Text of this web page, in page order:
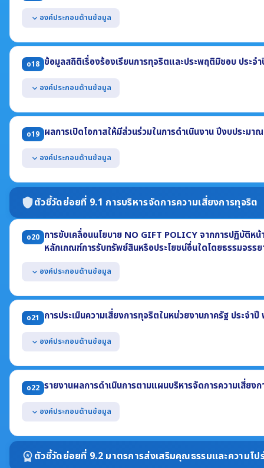
expand_more องค์ประกอบด้านข้อมูล
แสดงช่องทางออนไลน์ของหน่วยงานที่บุคคลภายนอกสามารถแจ้งเรื่อง
แยกต่างหากจากช่องทางการร้องเรียนทั่วไป
มีการปกปิดข้อมูลของผู้แจ้งเบาะแส
สามารถเข้าถึงหรือเชื่อมโยงได้จากหน้าแรกของเว็บไซต์หลักของหน่วยงาน
o18 ข้อมูลสถิติเรื่องร้องเรียนการทุจริตและประพฤติมิชอบ ประจ
expand_more องค์ประกอบด้านข้อมูล
แสดงข้อมูลสถิติเรื่องร้องเรียนการทุจริตและประพฤติมิชอบ ประจำปี พ
(1) จำนวนเรื่องร้องเรียนทั้งหมด (2) จำนวนเรื่องที่ดำเนินการแล้วเสร็จ
(3) จำนวนเรื่องที่อยู่ระหว่างดำเนินการ
o19 ผลการเปิดโอกาสให้มีส่วนร่วมในการดำเนินงาน ปีงบประม
expand_more องค์ประกอบด้านข้อมูล
แสดงผลการเปิดโอกาสให้ผู้มีส่วนได้ส่วนเสียภายนอกได้มีส่วนร่วมในกา
2569 ที่เกี่ยวข้องกับ
- การมีส่วนร่วมในการกำหนดนโยบาย - การร่วมวางแผน - การร่วมดำเนินก
- การร่วมแลกเปลี่ยนความคิดเห็น - การร่วมติดตามประเมินผล
shieldตัวชี้วัดย่อยที่ 9.1 การบริหารจัดการความเสี่ยงการทุจริต
o20 การขับเคลื่อนนโยบาย NO GIFT POLICY จากการปฏิบัติหน้
หลักเกณฑ์การรับทรัพย์สินหรือประโยชน์อื่นใดโดยธรรมจรร
expand_more องค์ประกอบด้านข้อมูล
แสดงหนังสือประกาศเจตนารมณ์ No Gift Policy จากการปฏิบัติหน้าที่
แสดงการดำเนินกิจกรรมที่แสดงให้เห็นว่าหน่วยงานมีการขับเคลื่อนนโย
แสดงการเสริมสร้างความรู้ให้แก่เจ้าหน้าที่เกี่ยวกับหลักเกณฑ์การรับทรั
เจ้าพนักงานของรัฐ ประจำปี พ.ศ. 2569
o21 การประเมินความเสี่ยงการทุจริตในหน่วยงานภาครัฐ ประจำ
expand_more องค์ประกอบด้านข้อมูล
แสดงผลการประเมินความเสี่ยงการทุจริต ประจำปี พ.ศ. 2569 อย่างน้อ
(1) เหตุการณ์ความเสี่ยงและระดับของความเสี่ยง (2) มาตรการจัดการความเ
ต้องครอบคลุมถึงความเสี่ยงการทุจริตที่เกี่ยวข้องกับการจัดซื้อจัดจ้าง แล
งาน
o22 รายงานผลการดำเนินการตามแผนบริหารจัดการความเสี่ยง
expand_more องค์ประกอบด้านข้อมูล
แสดงผลการดำเนินการตามแผนบริหารจัดการความเสี่ยงการทุจริต ปร
(1) เหตุการณ์ความเสี่ยงและระดับของความเสี่ยง
(2) มาตรการจัดการความเสี่ยง
workspace_premiumตัวชี้วัดย่อยที่ 9.2 มาตรการส่งเสริมคุณธรรมและความโป